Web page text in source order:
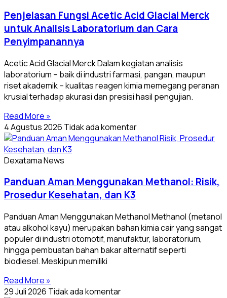
Penjelasan Fungsi Acetic Acid Glacial Merck
untuk Analisis Laboratorium dan Cara
Penyimpanannya
Acetic Acid Glacial Merck Dalam kegiatan analisis
laboratorium – baik di industri farmasi, pangan, maupun
riset akademik – kualitas reagen kimia memegang peranan
krusial terhadap akurasi dan presisi hasil pengujian.
Read More »
4 Agustus 2026 Tidak ada komentar
Dexatama News
Panduan Aman Menggunakan Methanol: Risik,
Prosedur Kesehatan, dan K3
Panduan Aman Menggunakan Methanol Methanol (metanol
atau alkohol kayu) merupakan bahan kimia cair yang sangat
populer di industri otomotif, manufaktur, laboratorium,
hingga pembuatan bahan bakar alternatif seperti
biodiesel. Meskipun memiliki
Read More »
29 Juli 2026 Tidak ada komentar